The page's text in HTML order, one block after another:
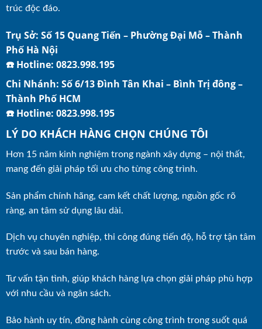
trúc độc đáo.
Trụ Sở: Số 15 Quang Tiến – Phường Đại Mỗ – Thành
Phố Hà Nội
☎️ Hotline: 0823.998.195
Chi Nhánh: Số 6/13 Đình Tân Khai – Bình Trị đông –
Thành Phố HCM
☎️ Hotline: 0823.998.195
LÝ DO KHÁCH HÀNG CHỌN CHÚNG TÔI
Hơn 15 năm kinh nghiệm trong ngành xây dựng – nội thất,
mang đến giải pháp tối ưu cho từng công trình.
Sản phẩm chính hãng, cam kết chất lượng, nguồn gốc rõ
ràng, an tâm sử dụng lâu dài.
Dịch vụ chuyên nghiệp, thi công đúng tiến độ, hỗ trợ tận tâm
trước và sau bán hàng.
Tư vấn tận tình, giúp khách hàng lựa chọn giải pháp phù hợp
với nhu cầu và ngân sách.
Bảo hành uy tín, đồng hành cùng công trình trong suốt quá